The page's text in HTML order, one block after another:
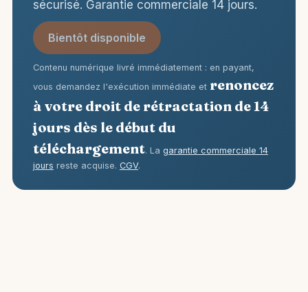
sécurisé. Garantie commerciale 14 jours.
Bientôt disponible
Contenu numérique livré immédiatement : en payant,
vous demandez l'exécution immédiate et renoncez
à votre droit de rétractation de 14
jours dès le début du
téléchargement. La garantie commerciale 14
jours reste acquise. CGV.